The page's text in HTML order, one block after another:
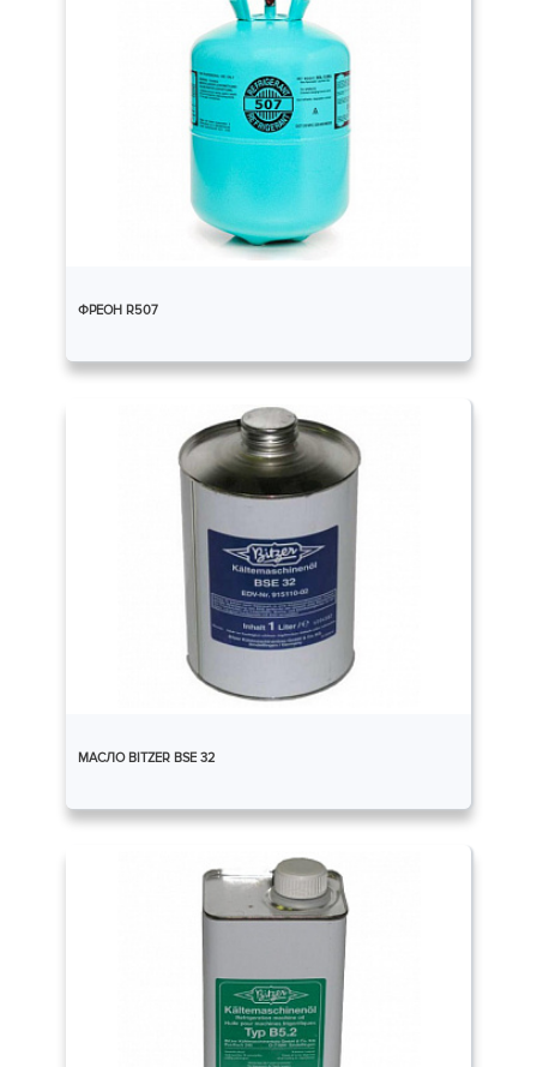
ФРЕОН R507
МАСЛО BITZER BSE 32